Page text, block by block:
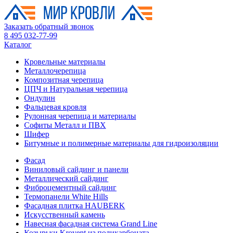
Заказать обратный звонок
8 495 032-77-99
Каталог
Кровельные материалы
Металлочерепица
Композитная черепица
ЦПЧ и Натуральная черепица
Ондулин
Фальцевая кровля
Рулонная черепица и материалы
Софиты Металл и ПВХ
Шифер
Битумные и полимерные материалы для гидроизоляции
Фасад
Виниловый сайдинг и панели
Металлический сайдинг
Фиброцементный сайдинг
Термопанели White Hills
Фасадная плитка HAUBERK
Искусственный камень
Навесная фасадная система Grand Line